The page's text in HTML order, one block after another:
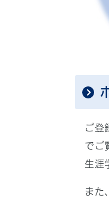
ご登
でご
生涯
また